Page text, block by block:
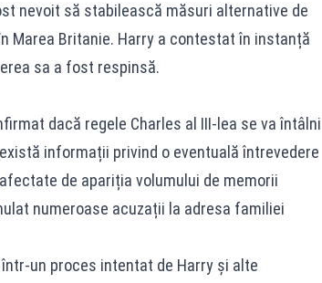
nevoit să stabilească măsuri alternative de
Marea Britanie. Harry a contestat în instanță
sa a fost respinsă.
dacă regele Charles al III-lea se va întâlni
informații privind o eventuală întrevedere
de apariția volumului de memorii
numeroase acuzații la adresa familiei
un proces intentat de Harry și alte